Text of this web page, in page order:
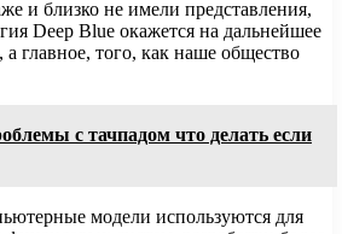
и близко не имели представления,
Deep Blue окажется на дальнейшее
главное, того, как наше общество
с тачпадом что делать если
модели используются для